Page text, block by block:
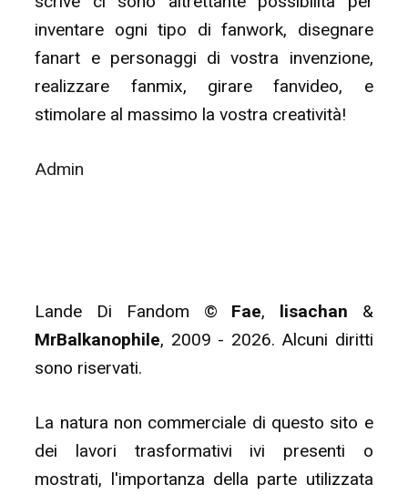
inventare ogni tipo di fanwork, disegnare
fanart e personaggi di vostra invenzione,
realizzare fanmix, girare fanvideo, e
stimolare al massimo la vostra creatività!
Admin
Lande Di Fandom © Fae, lisachan &
MrBalkanophile, 2009 - 2026. Alcuni diritti
sono riservati.
La natura non commerciale di questo sito e
dei lavori trasformativi ivi presenti o
mostrati, l'importanza della parte utilizzata